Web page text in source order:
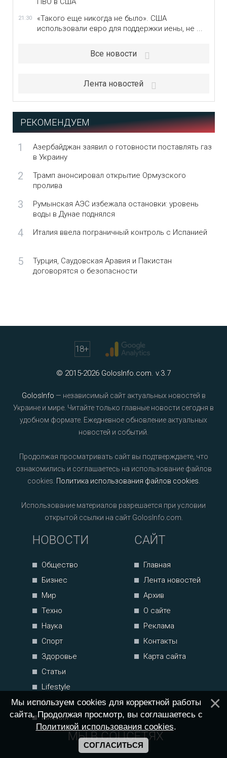
21:30
«Такого еще никогда не было». США
использовали евро для поддержки иены, не ...
Все новости
Лента новостей
РЕКОМЕНДУЕМ
1
Азербайджан заявил о готовности поставлять газ
в Украину
2
Трамп анонсировал открытие Ормузского
пролива
3
Румынская АЭС избежала остановки: уровень
воды в Дунае поднялся
4 Италия ввела пограничный контроль с Испанией
5
Турция, Саудовская Аравия и Пакистан
договорятся о безопасности
18+
© 2015-2026 GolosInfo.com. v.3.7
GolosInfo — независимый сайт актуальных новостей в
Украине и мире. Читайте только главные новости сегодня в
удобном формате. Ежедневное обновление актуальных
новостей и событий.
Продолжая просматривать сайт вы подтверждаете, что
ознакомились и соглашаетесь на использование файлов
cookies. Политика использования файлов cookies
Использование материалов разрешается при условии
открытой ссылки на сайт GolosInfo.com.
НОВОСТИ
Общество
Бизнес
Мир
Техно
Наука
Спорт
Здоровье
Статьи
Lifestyle
Астро
Мнения
САЙТ
Главная
Лента новостей
Архив
О сайте
Реклама
Контакты
Карта сайта
МЫ В СОЦСЕТЯХ
Мы используем cookies для корректной работы
сайта. Продолжая просмотр, вы соглашаетесь с
Политикой использования cookies.
СОГЛАСИТЬСЯ